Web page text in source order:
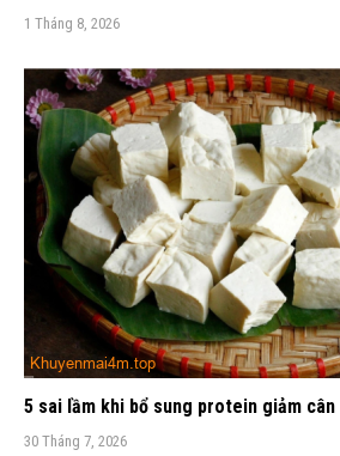
1 Tháng 8, 2026
5 sai lầm khi bổ sung protein giảm cân
30 Tháng 7, 2026